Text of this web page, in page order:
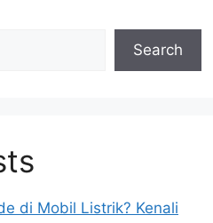
Search
di Mobil Listrik? Kenali